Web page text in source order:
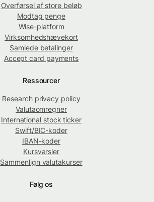
Overførsel af store beløb
Modtag penge
Wise-platform
Virksomhedshævekort
Samlede betalinger
Accept card payments
Ressourcer
Research privacy policy
Valutaomregner
International stock ticker
Swift/BIC-koder
IBAN-koder
Kursvarsler
Sammenlign valutakurser
Følg os